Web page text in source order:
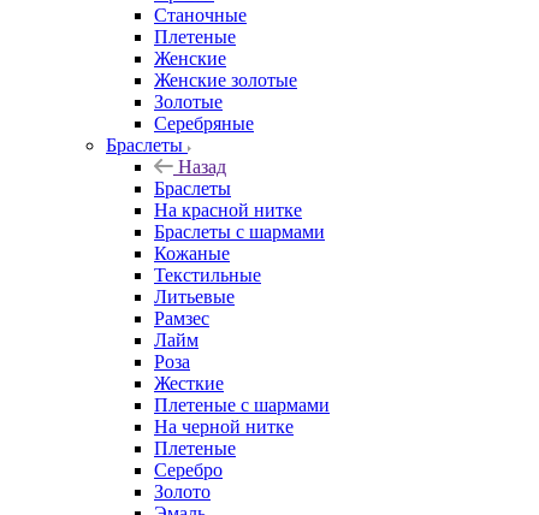
Станочные
Плетеные
Женские
Женские золотые
Золотые
Серебряные
Браслеты
Назад
Браслеты
На красной нитке
Браслеты с шармами
Кожаные
Текстильные
Литьевые
Рамзес
Лайм
Роза
Жесткие
Плетеные с шармами
На черной нитке
Плетеные
Серебро
Золото